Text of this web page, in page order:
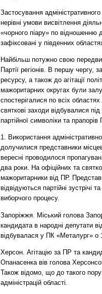
Застосування
нерівні умови висвітлення
«чорного піару» по відношенню
зафіксовані у південних
Найбільш потужно свою
Партії регіонів. В першу чергу,
ресурсу, а також до агітації
мажоритарних округах були
спостерігалися по всіх
святкові заходи відбувалися
партійної символіки та прапорів
1. Використання
долучилися представники
вересні проводилося
два роки. На офіційних та
мажоритарники від ПР.
відвідуються партійні зустрічі
виборчого процесу.
Запоріжжя. Міський голова
кандидата в народні депутати
відбувалася у ПК «Металург» о
Херсон. Агітацію за ПР та
Опанасенка вів голова
Також відомо, що до такого
адміністрацій області.